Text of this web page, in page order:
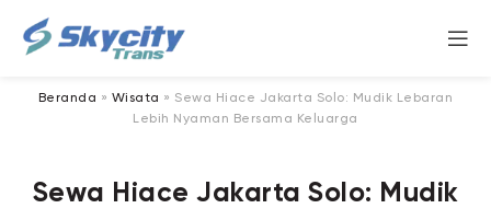
Beranda » Wisata » Sewa Hiace Jakarta Solo: Mudik Lebaran
Lebih Nyaman Bersama Keluarga
Sewa Hiace Jakarta Solo: Mudik